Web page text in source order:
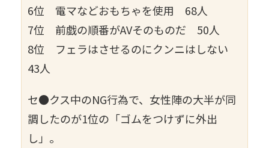
6位 電マなどおもちゃを使用 68人
7位 前戯の順番がAVそのものだ 50人
8位 フェラはさせるのにクンニはしない
43人
セ●クス中のNG行為で、女性陣の大半が同
調したのが1位の「ゴムをつけずに外出
し」。